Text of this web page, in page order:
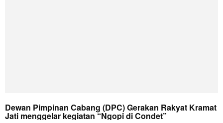
Dewan Pimpinan Cabang (DPC) Gerakan Rakyat Kramat
Jati menggelar kegiatan “Ngopi di Condet”